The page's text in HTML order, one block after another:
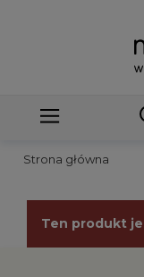
Strona główna
Ten produkt